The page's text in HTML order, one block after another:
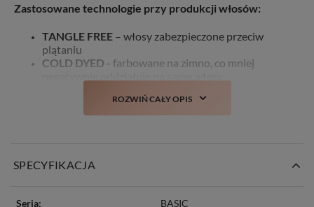
Zastosowane technologie przy produkcji włosów:
TANGLE FREE – włosy zabezpieczone przeciw
plątaniu
COLD DYED - farbowane na zimno, co mniej
stylistycznym takim jak: farbowanie, prostowanie,
kręcenie czy obcinanie
ROZWIŃ CAŁY OPIS
SPECYFIKACJA
Seria: BASIC